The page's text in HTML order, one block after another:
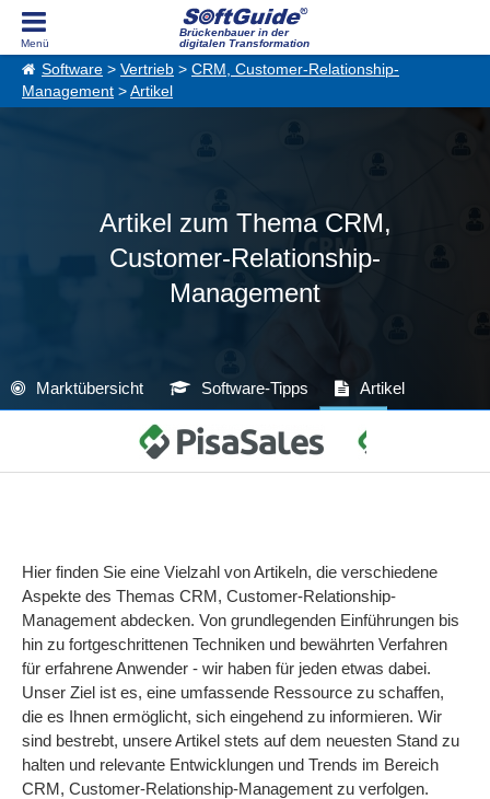
Brückenbauer in der
digitalen Transformation
Software > Vertrieb > CRM, Customer-Relationship-
Management > Artikel
Artikel zum Thema CRM,
Customer-Relationship-
Management
Marktübersicht Software-Tipps Artikel
Hier finden Sie eine Vielzahl von Artikeln, die verschiedene
Aspekte des Themas CRM, Customer-Relationship-
Management abdecken. Von grundlegenden Einführungen bis
hin zu fortgeschrittenen Techniken und bewährten Verfahren
für erfahrene Anwender - wir haben für jeden etwas dabei.
Unser Ziel ist es, eine umfassende Ressource zu schaffen,
die es Ihnen ermöglicht, sich eingehend zu informieren. Wir
sind bestrebt, unsere Artikel stets auf dem neuesten Stand zu
halten und relevante Entwicklungen und Trends im Bereich
CRM, Customer-Relationship-Management zu verfolgen.